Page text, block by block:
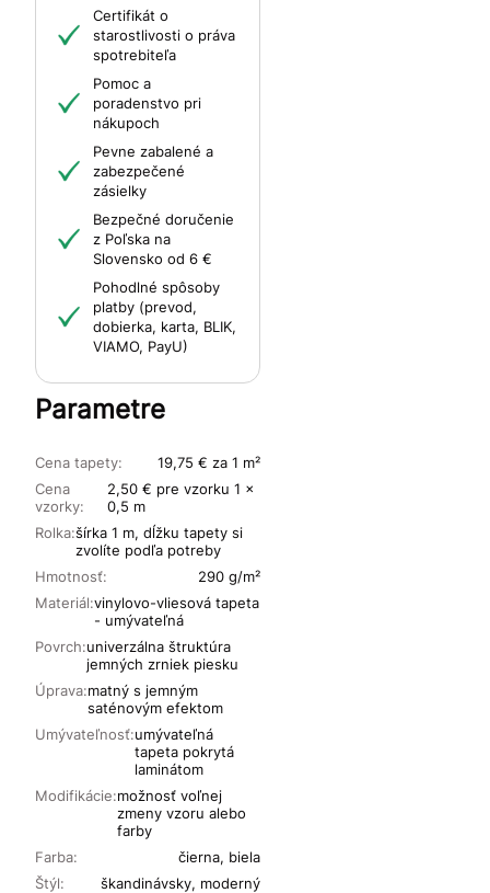
Certifikát o
starostlivosti o práva
spotrebiteľa
Pomoc a
poradenstvo pri
nákupoch
Pevne zabalené a
zabezpečené
zásielky
Bezpečné doručenie
z Poľska na
Slovensko od 6 €
Pohodlné spôsoby
platby (prevod,
dobierka, karta, BLIK,
VIAMO, PayU)
Parametre
Cena tapety:
19,75 € za 1 m²
Cena
vzorky:
2,50 € pre vzorku 1 x
0,5 m
Rolka:šírka 1 m, dĺžku tapety si
zvolíte podľa potreby
Materiál:vinylovo-vliesová tapeta
- umývateľná
Povrch:univerzálna štruktúra
jemných zrniek piesku
Úprava:matný s jemným
saténovým efektom
Umývateľnosť:umývateľná
tapeta pokrytá
laminátom
Modifikácie:možnosť voľnej
zmeny vzoru alebo
farby
Farba:
čierna, biela
Hmotnosť: 290 g/m²
Štýl: škandinávsky, moderný